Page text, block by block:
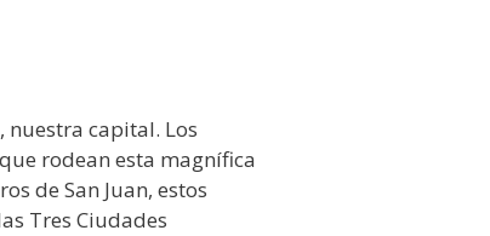
nuestra capital. Los
rodean esta magnífica
de San Juan, estos
Tres Ciudades